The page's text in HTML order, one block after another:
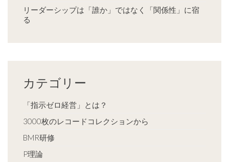
リーダーシップは「誰か」ではなく「関係性」に宿
る
カテゴリー
「指示ゼロ経営」とは？
3000枚のレコードコレクションから
BMR研修
P理論